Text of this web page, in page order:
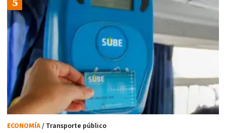
ECONOMÍA/ Transporte público